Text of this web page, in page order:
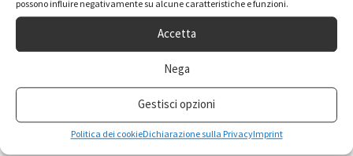
possono influire negativamente su alcune caratteristiche e funzioni.
Accetta
Nega
Gestisci opzioni
Politica dei cookieDichiarazione sulla PrivacyImprint
Anelli
Orecchini